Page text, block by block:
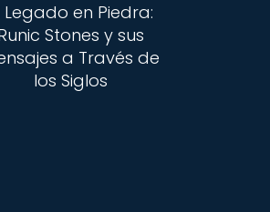
Legado en Piedra:
Stones y sus
a Través de
los Siglos